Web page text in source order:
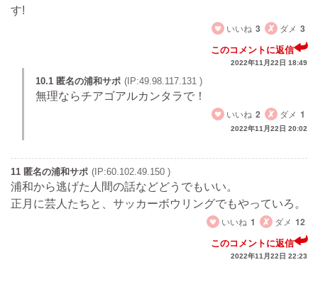
す!
いいね 3 ダメ 3
このコメントに返信
2022年11月22日 18:49
10.1 匿名の浦和サポ (IP:49.98.117.131 )
無理ならチアゴアルカンタラで！
いいね 2 ダメ 1
2022年11月22日 20:02
11 匿名の浦和サポ (IP:60.102.49.150 )
浦和から逃げた人間の話などどうでもいい。
正月に芸人たちと、サッカーボウリングでもやっていろ。
いいね 1 ダメ 12
このコメントに返信
2022年11月22日 22:23